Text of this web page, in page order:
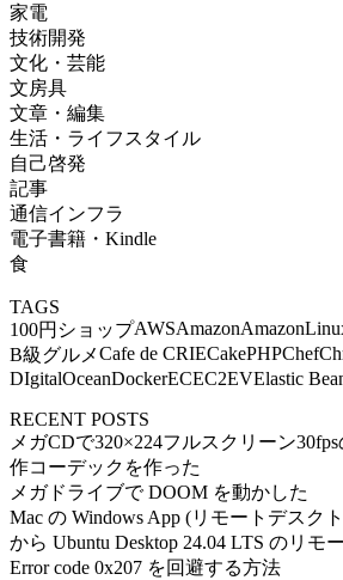
家電
技術開発
文化・芸能
文房具
文章・編集
生活・ライフスタイル
自己啓発
記事
通信インフラ
電子書籍・Kindle
食
TAGS
100円ショップAWSAmazon
B級グルメCafe de CRIECakePHPChef
DIgitalOceanDockerECEC2EVElastic
RECENT POSTS
メガCDで320×224フルスクリーン
作コーデックを作った
メガドライブで DOOM を動かした
Mac の Windows App (リモートデスク
から Ubuntu Desktop 24.04 LTS のリモ
Error code 0x207 を回避する方法